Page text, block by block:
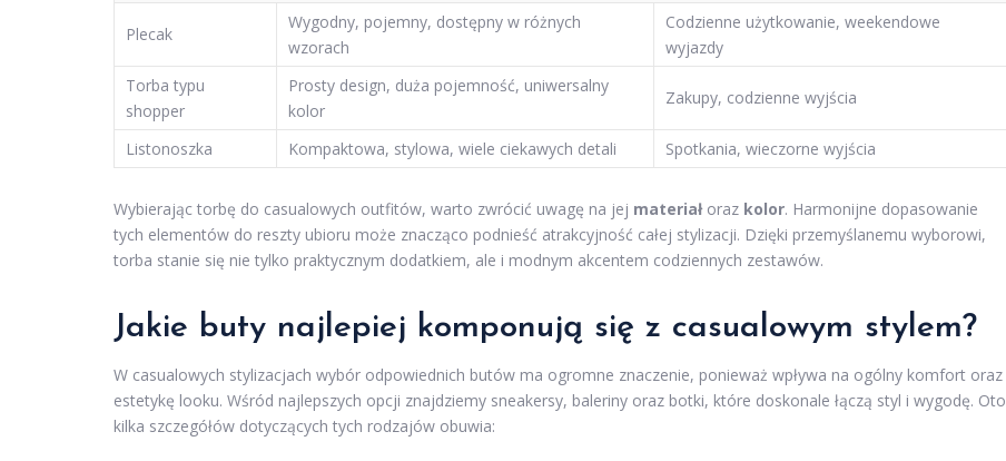
Plecak
Wygodny, pojemny, dostępny w różnych
wzorach
Codzienne użytkowanie, weekendowe
wyjazdy
Torba typu
shopper
Prosty design, duża pojemność, uniwersalny
kolor
Zakupy, codzienne wyjścia
Listonoszka Kompaktowa, stylowa, wiele ciekawych detali Spotkania, wieczorne wyjścia
Wybierając torbę do casualowych outfitów, warto zwrócić uwagę na jej materiałoraz kolor. Harmonijne dopasowanie
tych elementów do reszty ubioru może znacząco podnieść atrakcyjność całej stylizacji. Dzięki przemyślanemu wyborowi,
torba stanie się nie tylko praktycznym dodatkiem, ale i modnym akcentem codziennych zestawów.
Jakie buty najlepiej komponują się z casualowym stylem?
W casualowych stylizacjach wybór odpowiednich butów ma ogromne znaczenie, ponieważ wpływa na ogólny komfort oraz
estetykę looku. Wśród najlepszych opcji znajdziemy sneakersy, baleriny oraz botki, które doskonale łączą styl i wygodę. Oto
kilka szczegółów dotyczących tych rodzajów obuwia: